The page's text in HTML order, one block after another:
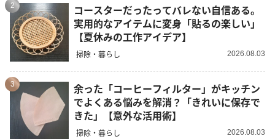
2
コースターだったってバレない自信ある。
実用的なアイテムに変身「貼るの楽しい」
【夏休みの工作アイデア】
掃除・暮らし 2026.08.03
3
余った「コーヒーフィルター」がキッチン
でよくある悩みを解消？「きれいに保存で
きた」【意外な活用術】
掃除・暮らし 2026.08.03